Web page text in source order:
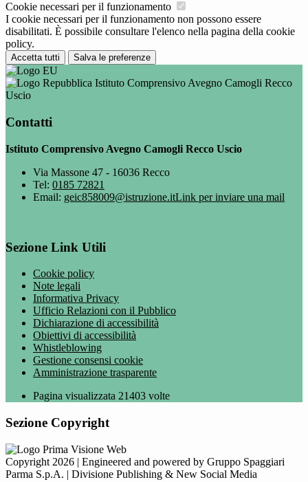
Cookie necessari per il funzionamento
I cookie necessari per il funzionamento non possono essere
disabilitati. È possibile consultare l'elenco nella pagina della cookie
policy.
Accetta tutti Salva le preferenze
Istituto Comprensivo Avegno Camogli Recco
Uscio
Contatti
Istituto Comprensivo Avegno Camogli Recco Uscio
Via Massone 47 - 16036 Recco
Tel: 0185 72821
Email: geic858009@istruzione.itLink per inviare una mail
Sezione Link Utili
Cookie policy
Note legali
Informativa Privacy
Ufficio Relazioni con il Pubblico
Dichiarazione di accessibilità
Obiettivi di accessibilità
Whistleblowing
Gestione consensi cookie
Amministrazione trasparente
Pagina visualizzata 21403 volte
Sezione Copyright
Copyright 2026 | Engineered and powered by Gruppo Spaggiari
Parma S.p.A. | Divisione Publishing & New Social Media